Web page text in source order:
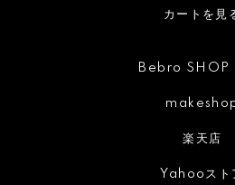
カートを見
Bebro SHOP
楽天店
Yahooスト